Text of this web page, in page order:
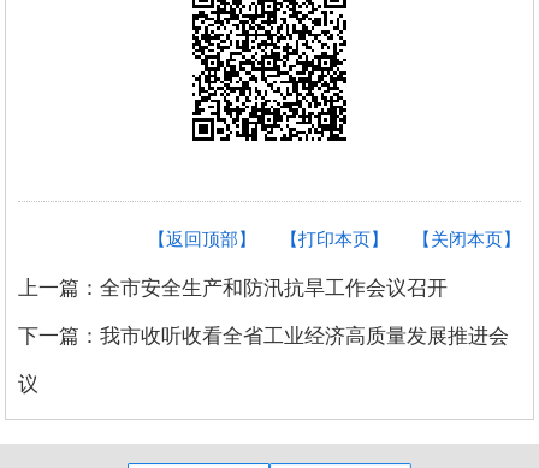
【关闭本页】
【打印本页】
【返回顶部】
上一篇：全市安全生产和防汛抗旱工作会议召开
下一篇：我市收听收看全省工业经济高质量发展推进会
议